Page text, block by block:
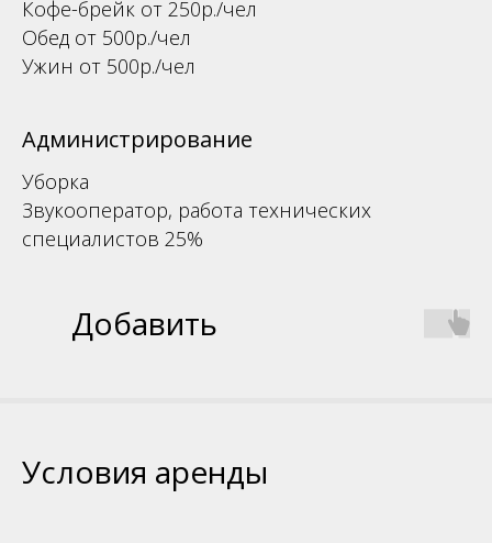
Кофе-брейк от 250р./чел
Обед от 500р./чел
Ужин от 500р./чел
Администрирование
Уборка
Звукооператор, работа технических
специалистов 25%
Добавить
Условия аренды